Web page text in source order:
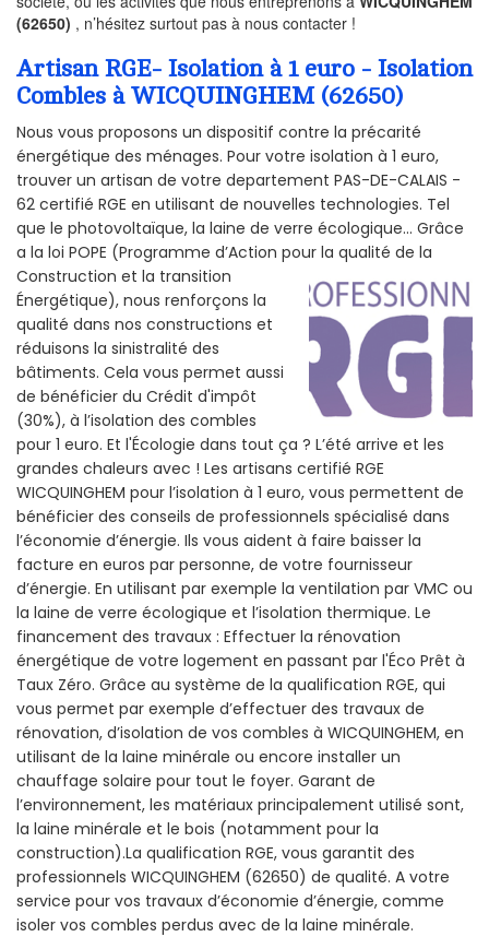
(62650) , n’hésitez surtout pas à nous contacter !
Artisan RGE- Isolation à 1 euro - Isolation
Combles à WICQUINGHEM (62650)
Nous vous proposons un dispositif contre la précarité
énergétique des ménages. Pour votre isolation à 1 euro,
trouver un artisan de votre departement PAS-DE-CALAIS -
62 certifié RGE en utilisant de nouvelles technologies. Tel
que le photovoltaïque, la laine de verre écologique... Grâce
a la loi POPE (Programme d’Action pour la qualité de la
Construction et la transition
Énergétique), nous renforçons la
qualité dans nos constructions et
réduisons la sinistralité des
bâtiments. Cela vous permet aussi
de bénéficier du Crédit d'impôt
(30%), à l’isolation des combles
pour 1 euro. Et l'Écologie dans tout ça ? L’été arrive et les
grandes chaleurs avec ! Les artisans certifié RGE
WICQUINGHEM pour l’isolation à 1 euro, vous permettent de
bénéficier des conseils de professionnels spécialisé dans
l’économie d’énergie. Ils vous aident à faire baisser la
facture en euros par personne, de votre fournisseur
d’énergie. En utilisant par exemple la ventilation par VMC ou
la laine de verre écologique et l’isolation thermique. Le
financement des travaux : Effectuer la rénovation
énergétique de votre logement en passant par l'Éco Prêt à
Taux Zéro. Grâce au système de la qualification RGE, qui
vous permet par exemple d’effectuer des travaux de
rénovation, d’isolation de vos combles à WICQUINGHEM, en
utilisant de la laine minérale ou encore installer un
chauffage solaire pour tout le foyer. Garant de
l’environnement, les matériaux principalement utilisé sont,
la laine minérale et le bois (notamment pour la
construction).La qualification RGE, vous garantit des
professionnels WICQUINGHEM (62650) de qualité. A votre
service pour vos travaux d’économie d’énergie, comme
isoler vos combles perdus avec de la laine minérale.